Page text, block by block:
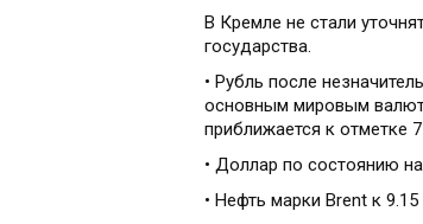
В Кремле не стали
государства.
• Рубль после
основным мировым
приближается к отметке
• Доллар по состоянию
• Нефть марки Brent к